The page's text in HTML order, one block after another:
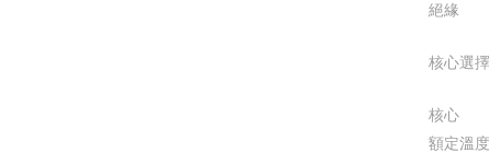
絕緣
核心選擇
核心
額定溫度